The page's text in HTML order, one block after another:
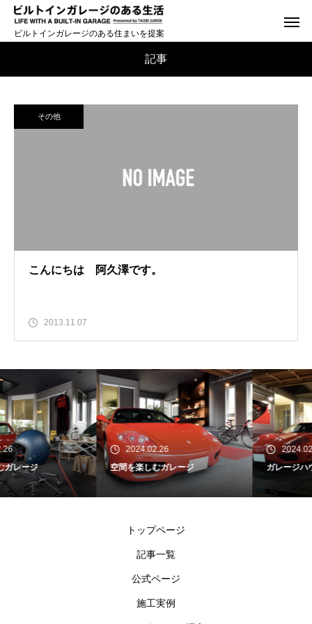
ビルトインガレージのある住まいを提案
記事
その他
こんにちは 阿久澤です。
2013.11.07
2024.02.26
空間を楽しむガレージ
2024.02.26
ガレージハウスを楽し
トップページ
記事一覧
公式ページ
施工実例